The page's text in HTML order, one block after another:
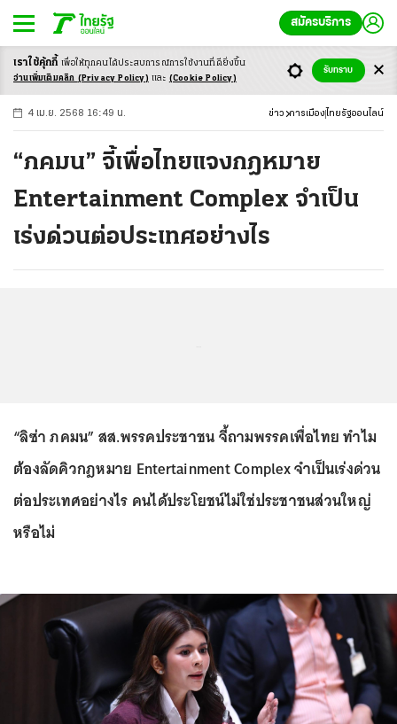
สมัครบริการ
-ก ก ก+
4 เม.ย. 2568 16:49 น. ข่าว การเมือง ไทยรัฐออนไลน์
“ภคมน” จี้เพื่อไทยแจงกฎหมาย
Entertainment Complex จำเป็น
เร่งด่วนต่อประเทศอย่างไร
“ลิซ่า ภคมน” สส.พรรคประชาชน จี้ถามพรรคเพื่อไทย ทำไม
ต้องลัดคิวกฎหมาย Entertainment Complex จำเป็นเร่งด่วน
ต่อประเทศอย่างไร คนได้ประโยชน์ไม่ใช่ประชาชนส่วนใหญ่
หรือไม่
เราใช้คุ้กกี้ เพื่อให้ทุกคนได้ประสบการณ์การใช้งานที่ดียิ่งขึ้น
อ่านเพิ่มเติมคลิก (Privacy Policy) และ (Cookie Policy)
รับทราบ